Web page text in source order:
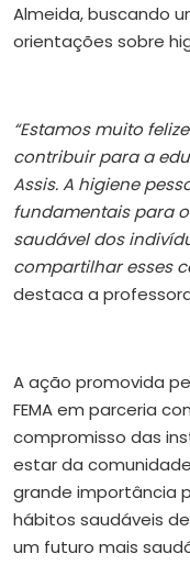
Almeida, buscando
orientações sobre
“Estamos muito
contribuir para a
Assis. A higiene
fundamentais para
saudável dos
compartilhar esses
destaca a
A ação promovida
FEMA em parceria
compromisso das
estar da
grande importância
hábitos saudáveis
um futuro mais